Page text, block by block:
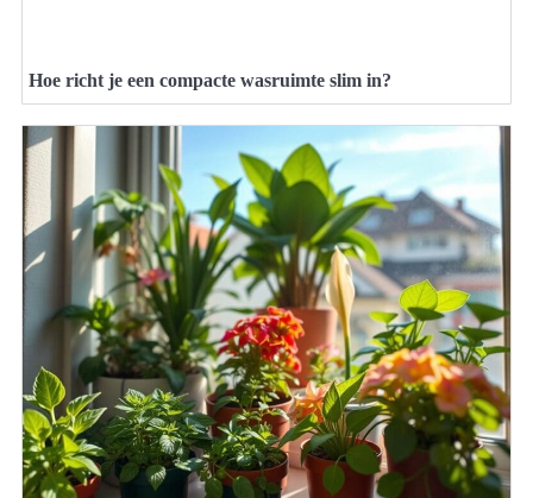
Hoe richt je een compacte wasruimte slim in?